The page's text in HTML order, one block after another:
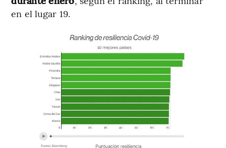
en el lugar 19.